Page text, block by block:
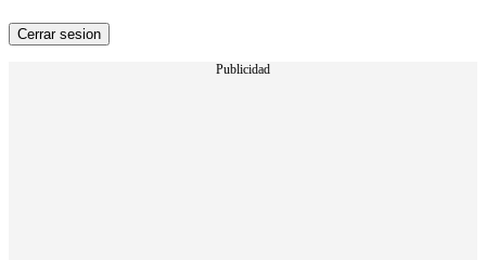
Cerrar sesion
Publicidad